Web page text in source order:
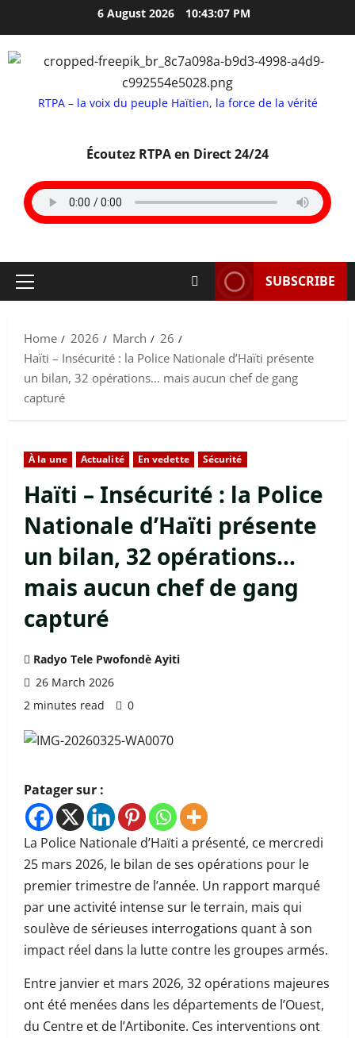
to
content
6 August 2026 10:43:08 PM
RTPA – la voix du peuple Haïtien, la force de la vérité
Écoutez RTPA en Direct 24/24
Primary
SUBSCRIBE
Home 2026 March
26
Haïti – Insécurité : la Police Nationale d’Haïti présente
un bilan, 32 opérations… mais aucun chef de gang
capturé
À la une Actualité En vedette Sécurité
Haïti – Insécurité : la Police
Nationale d’Haïti présente
un bilan, 32 opérations…
mais aucun chef de gang
capturé
Radyo Tele Pwofondè Ayiti
26 March 2026
2 minutes read
0
Patager sur :
La Police Nationale d’Haïti a présenté, ce mercredi
25 mars 2026, le bilan de ses opérations pour le
premier trimestre de l’année. Un rapport marqué
par une activité intense sur le terrain, mais qui
soulève de sérieuses interrogations quant à son
impact réel dans la lutte contre les groupes armés.
Entre janvier et mars 2026, 32 opérations majeures
ont été menées dans les départements de l’Ouest,
du Centre et de l’Artibonite. Ces interventions ont